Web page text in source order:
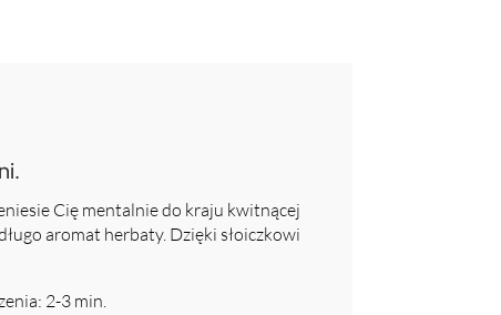
Cię mentalnie do kraju kwitnącej
aromat herbaty. Dzięki słoiczkowi
2-3 min.